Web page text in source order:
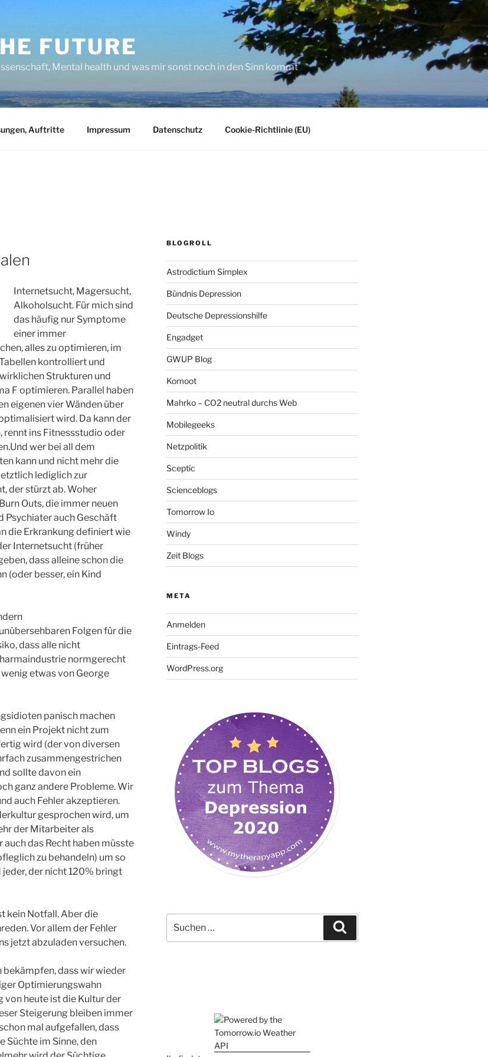
FUTURE
Mental health und was mir sonst noch in den Sinn kommt
Auftritte Impressum Datenschutz Cookie-Richtlinie (EU)
Internetsucht, Magersucht,
Alkoholsucht. Für mich sind
das häufig nur Symptome
einer immer
alles zu optimieren, im
kontrolliert und
Strukturen und
F optimieren. Parallel haben
eigenen vier Wänden über
wird. Da kann der
ins Fitnessstudio oder
wer bei all dem
kann und nicht mehr die
lediglich zur
der stürzt ab. Woher
Outs, die immer neuen
Psychiater auch Geschäft
die Erkrankung definiert wie
Internetsucht (früher
dass alleine schon die
(oder besser, ein Kind
Folgen für die
dass alle nicht
normgerecht
etwas von George
panisch machen
ein Projekt nicht zum
wird (der von diversen
zusammengestrichen
sollte davon ein
ganz andere Probleme. Wir
auch Fehler akzeptieren.
gesprochen wird, um
der Mitarbeiter als
das Recht haben müsste
zu behandeln) um so
der nicht 120% bringt
kein Notfall. Aber die
Vor allem der Fehler
jetzt abzuladen versuchen.
dass wir wieder
Optimierungswahn
von heute ist die Kultur der
Steigerung bleiben immer
mal aufgefallen, dass
Süchte im Sinne, den
BLOGROLL
Astrodictium Simplex
Bündnis Depression
Deutsche Depressionshilfe
Engadget
GWUP Blog
Komoot
Mahrko – CO2 neutral durchs Web
Mobilegeeks
Netzpolitik
Sceptic
Scienceblogs
Tomorrow Io
Windy
Zeit Blogs
META
Anmelden
Eintrags-Feed
WordPress.org
nach: